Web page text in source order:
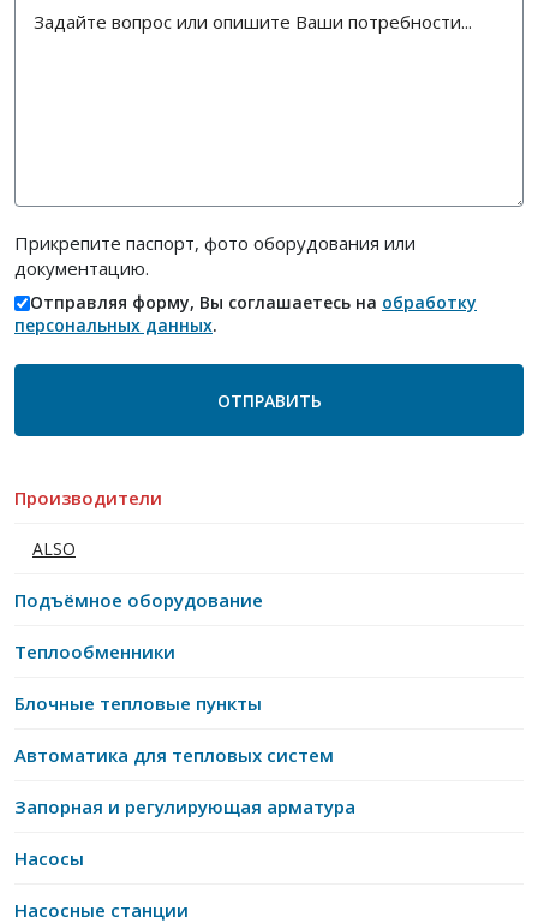
Производители
ALSO
Подъёмное оборудование
Теплообменники
Блочные тепловые пункты
Автоматика для тепловых систем
Запорная и регулирующая арматура
Насосы
Насосные станции
Прикрепите паспорт, фото оборудования или
документацию.
Отправляя форму, Вы соглашаетесь на обработку
персональных данных.